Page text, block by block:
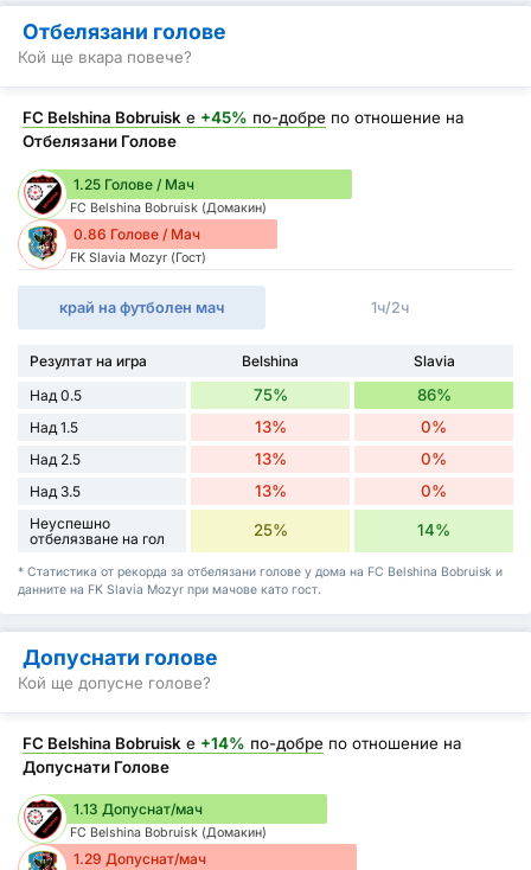
Отбелязани голове
Кой ще вкара повече?
FC Belshina Bobruisk е +45% по-добре по отношение на
Отбелязани Голове
1.25 Голове / Мач
FC Belshina Bobruisk (Домакин)
0.86 Голове / Мач
FK Slavia Mozyr (Гост)
край на футболен мач 1ч/2ч
Резултат на игра Belshina
Slavia
Над 0.5
75% 86%
Над 1.5 13% 0%
Над 2.5 13% 0%
Над 3.5 13% 0%
Неуспешно
отбелязване на гол
25% 14%
* Статистика от рекорда за отбелязани голове у дома на FC Belshina Bobruisk и
данните на FK Slavia Mozyr при мачове като гост.
Допуснати голове
Кой ще допусне голове?
FC Belshina Bobruisk е +14% по-добре по отношение на
Допуснати Голове
1.13 Допуснат/мач
FC Belshina Bobruisk (Домакин)
1.29 Допуснат/мач